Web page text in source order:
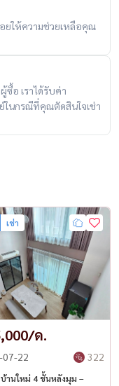
เดี่ยวกรุงเทพ #บ้านสวย
ให้ความช่วยเหลือคุณ
ซื้อ เราได้รับค่า
ในกรณีที่คุณตัดสินใจเช่า
เช่า
ด.
07-22 322
บ้านใหม่ 4 ชั้นหลังมุม –